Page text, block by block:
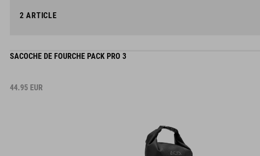
2 ARTICLE
SACOCHE DE FOURCHE PACK PRO 3
44.95 EUR